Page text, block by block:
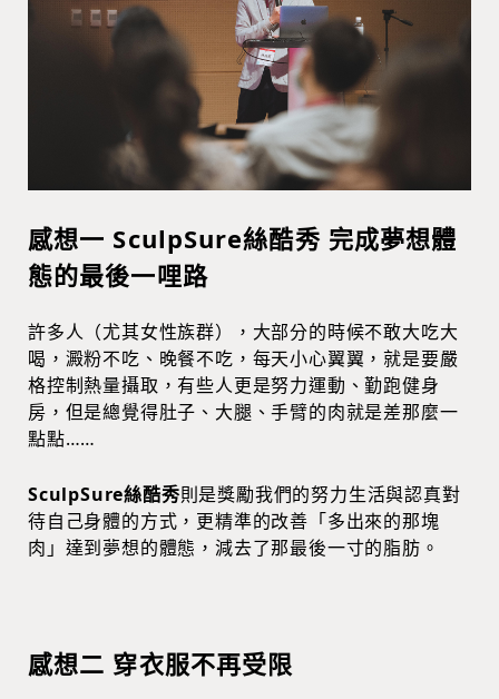
感想一 SculpSure絲酷秀 完成夢想體
態的最後一哩路
許多人（尤其女性族群），大部分的時候不敢大吃大
喝，澱粉不吃、晚餐不吃，每天小心翼翼，就是要嚴
格控制熱量攝取，有些人更是努力運動、勤跑健身
房，但是總覺得肚子、大腿、手臂的肉就是差那麼一
點點……
SculpSure絲酷秀則是獎勵我們的努力生活與認真對
待自己身體的方式，更精準的改善「多出來的那塊
肉」達到夢想的體態，減去了那最後一寸的脂肪。
感想二 穿衣服不再受限